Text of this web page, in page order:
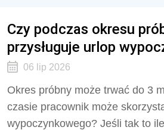
Czy podczas okresu
przysługuje urlop
06 lip 2026
Okres próbny może trwać do 3
czasie pracownik może
wypoczynkowego? Jeśli tak to